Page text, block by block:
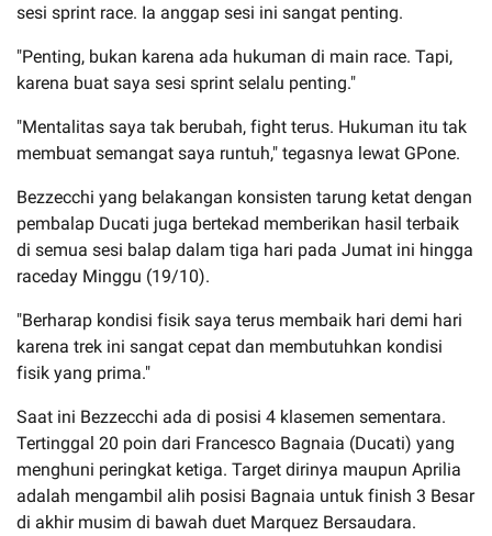
sesi sprint race. Ia anggap sesi ini sangat penting.
"Penting, bukan karena ada hukuman di main race. Tapi,
karena buat saya sesi sprint selalu penting."
"Mentalitas saya tak berubah, fight terus. Hukuman itu tak
membuat semangat saya runtuh," tegasnya lewat GPone.
Bezzecchi yang belakangan konsisten tarung ketat dengan
pembalap Ducati juga bertekad memberikan hasil terbaik
di semua sesi balap dalam tiga hari pada Jumat ini hingga
raceday Minggu (19/10).
"Berharap kondisi fisik saya terus membaik hari demi hari
karena trek ini sangat cepat dan membutuhkan kondisi
fisik yang prima."
Saat ini Bezzecchi ada di posisi 4 klasemen sementara.
Tertinggal 20 poin dari Francesco Bagnaia (Ducati) yang
menghuni peringkat ketiga. Target dirinya maupun Aprilia
adalah mengambil alih posisi Bagnaia untuk finish 3 Besar
di akhir musim di bawah duet Marquez Bersaudara.